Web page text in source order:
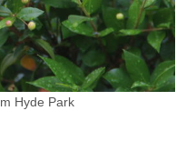
Hyde Park